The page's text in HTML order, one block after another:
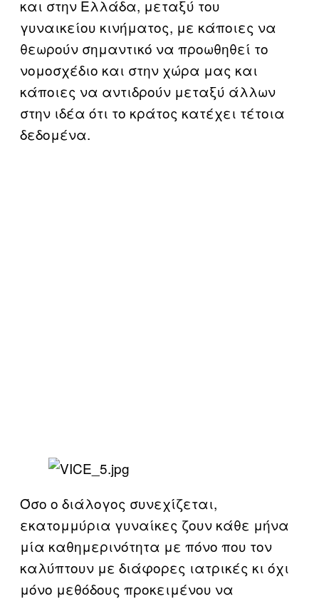
και στην Ελλάδα, μεταξύ του
γυναικείου κινήματος, με κάποιες να
θεωρούν σημαντικό να προωθηθεί το
νομοσχέδιο και στην χώρα μας και
κάποιες να αντιδρούν μεταξύ άλλων
στην ιδέα ότι το κράτος κατέχει τέτοια
δεδομένα.
Όσο ο διάλογος συνεχίζεται,
εκατομμύρια γυναίκες ζουν κάθε μήνα
μία καθημερινότητα με πόνο που τον
καλύπτουν με διάφορες ιατρικές κι όχι
μόνο μεθόδους προκειμένου να